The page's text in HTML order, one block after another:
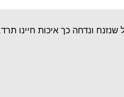
ונדחה כך איכות חיינו